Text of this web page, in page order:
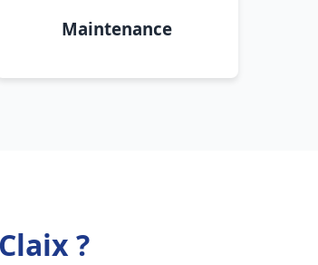
Maintenance
?